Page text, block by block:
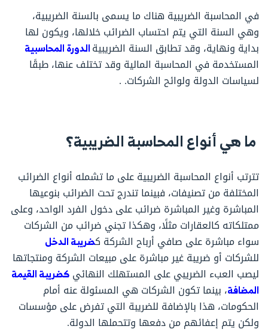
في المحاسبة الضريبية هناك ما يسمى بالسنة الضريبية،
وهي السنة التي يتم احتساب الضرائب خلالها، ويكون لها
بداية ونهاية، وقد تطابق السنة الضريبيةالدورة المحاسبية
المستخدمة في المحاسبة المالية وقد تختلف عنها، طبقًا
لسياسات الدولة ولوائح الشركات. .
ما هي أنواع المحاسبة الضريبية؟
تترتب أنواع المحاسبة الضريبية على ما تشمله أنواع الضرائب
المختلفة من تصنيفات، فبينما تندرج تحت الضرائب بنوعيها
المباشرة وغير المباشرة ضرائب على دخول الفرد الواحد، وعلى
ممتلكاته كالعقارات مثلًا، وهكذا تجني ضرائب من الشركات
سواء مباشرة على صافي أرباح الشركة كضريبة الدخل
للشركات أو ضريبة غير مباشرة على مبيعات الشركة ومنتجاتها
ليصب العبء الضريبي على المستهلك النهائي كضريبة القيمة
المضافة، بينما تكون الشركات هي المسئولة عنه أمام
الحكومات، هذا بالإضافة للضريبة التي تفرض على مؤسسات
ولكن يتم إعفائهم من دفعها وتتحملها الدولة.